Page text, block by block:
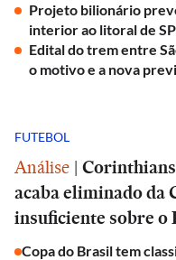
Projeto bilionário
interior ao litoral de SP
Edital do trem entre
o motivo e a nova
FUTEBOL
Análise |
acaba eliminado da
insuficiente sobre
Copa do Brasil tem